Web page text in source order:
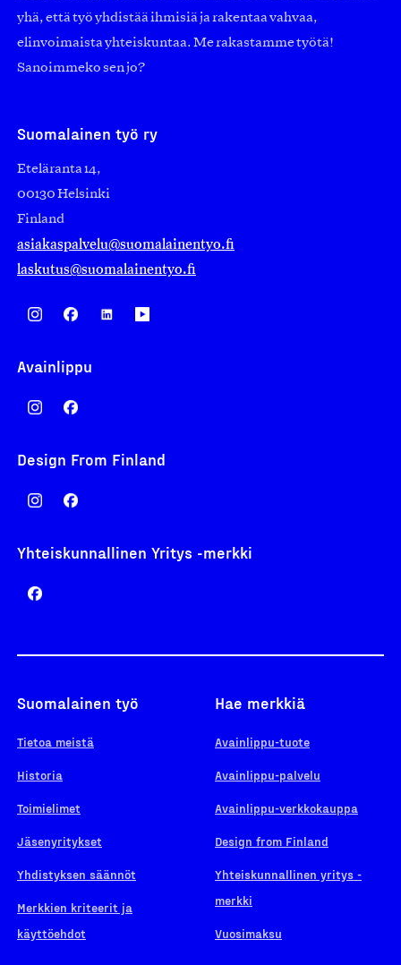
yhä, että työ yhdistää ihmisiä ja rakentaa vahvaa,
elinvoimaista yhteiskuntaa. Me rakastamme työtä!
Sanoimmeko sen jo?
Suomalainen työ ry
Eteläranta 14,
00130 Helsinki
Finland
asiakaspalvelu@suomalainentyo.fi
laskutus@suomalainentyo.fi
Avainlippu
Design From Finland
Yhteiskunnallinen Yritys -merkki
Suomalainen työ
Tietoa meistä
Historia
Toimielimet
Jäsenyritykset
Yhdistyksen säännöt
Merkkien kriteerit ja
käyttöehdot
Hae merkkiä
Avainlippu-tuote
Avainlippu-palvelu
Avainlippu-verkkokauppa
Design from Finland
Yhteiskunnallinen yritys -
merkki
Vuosimaksu